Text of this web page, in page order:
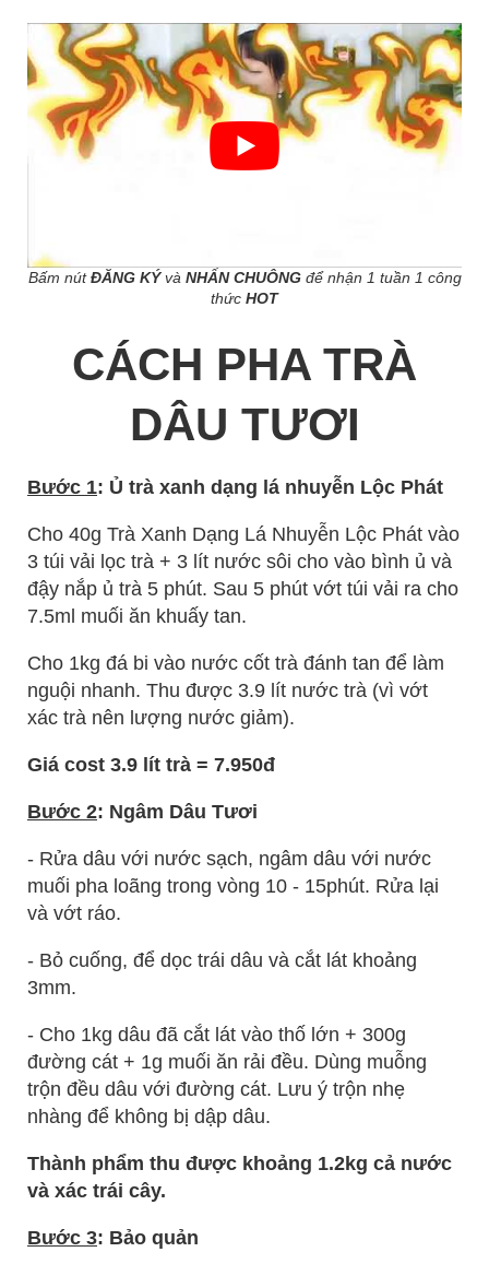
Bấm nútĐĂNG KÝvàNHẤN CHUÔNG để nhận 1 tuần 1 công
thức HOT
CÁCH PHA TRÀ
DÂU TƯƠI
Bước 1: Ủ trà xanh dạng lá nhuyễn Lộc Phát
Cho 40g Trà Xanh Dạng Lá Nhuyễn Lộc Phát vào
3 túi vải lọc trà + 3 lít nước sôi cho vào bình ủ và
đậy nắp ủ trà 5 phút. Sau 5 phút vớt túi vải ra cho
7.5ml muối ăn khuấy tan.
Cho 1kg đá bi vào nước cốt trà đánh tan để làm
nguội nhanh. Thu được 3.9 lít nước trà (vì vớt
xác trà nên lượng nước giảm).
Giá cost 3.9 lít trà = 7.950đ
Bước 2: Ngâm Dâu Tươi
- Rửa dâu với nước sạch, ngâm dâu với nước
muối pha loãng trong vòng 10 - 15phút. Rửa lại
và vớt ráo.
- Bỏ cuống, để dọc trái dâu và cắt lát khoảng
3mm.
- Cho 1kg dâu đã cắt lát vào thố lớn + 300g
đường cát + 1g muối ăn rải đều. Dùng muỗng
trộn đều dâu với đường cát. Lưu ý trộn nhẹ
nhàng để không bị dập dâu.
Thành phẩm thu được khoảng 1.2kg cả nước
và xác trái cây.
Bước 3: Bảo quản